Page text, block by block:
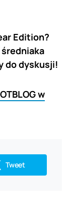
Edition?
do dyskusji!
w
Tweet